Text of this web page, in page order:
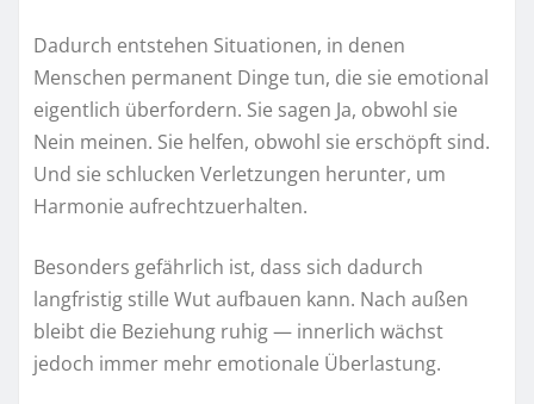
Dadurch entstehen Situationen, in denen
Menschen permanent Dinge tun, die sie emotional
eigentlich überfordern. Sie sagen Ja, obwohl sie
Nein meinen. Sie helfen, obwohl sie erschöpft sind.
Und sie schlucken Verletzungen herunter, um
Harmonie aufrechtzuerhalten.
Besonders gefährlich ist, dass sich dadurch
langfristig stille Wut aufbauen kann. Nach außen
bleibt die Beziehung ruhig — innerlich wächst
jedoch immer mehr emotionale Überlastung.